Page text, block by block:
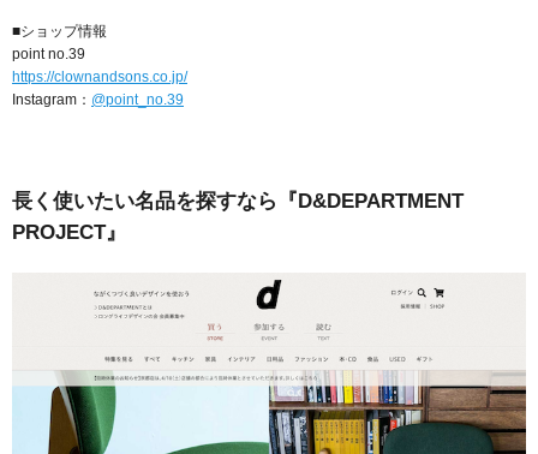
■ショップ情報
point no.39
https://clownandsons.co.jp/
Instagram： @point_no.39
長く使いたい名品を探すなら『D&DEPARTMENT
PROJECT』